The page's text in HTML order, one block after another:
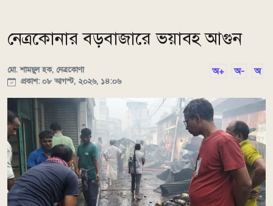
নেত্রকোনার বড়বাজারে ভয়াবহ আগুন
মো. শামছুল হক, নেত্রকোণা
প্রকাশ: ০৮ আগস্ট, ২০২৬, ১৪:০৬
অ+ অ- অ